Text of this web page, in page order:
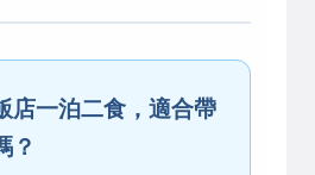
店一泊二食，適合帶
？